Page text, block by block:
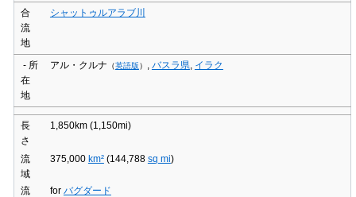
合
流
地
シャットゥルアラブ川
- 所
在
地
アル・クルナ （英語版） , バスラ県, イラク
長
さ
1,850km (1,150mi)
流
域
375,000 km²(144,788 sq mi)
流
for バグダード